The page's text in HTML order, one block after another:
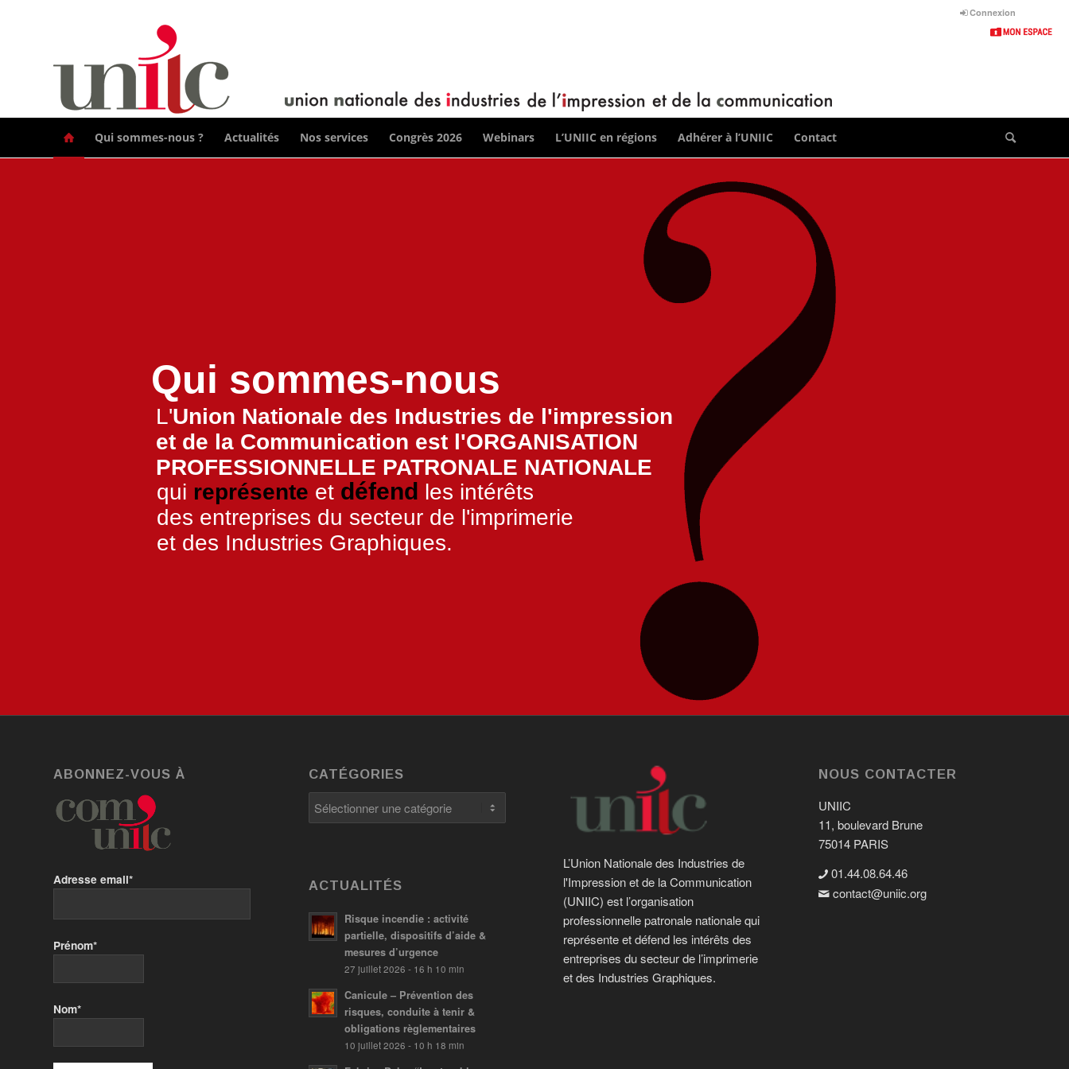
Connexion
 Qui sommes-nous ? Actualités Nos services Congrès 2026 Webinars L’UNIIC en régions Adhérer à l’UNIIC Contact
qui représente et défend les intérêts
des entreprises du secteur de l'imprimerie
et des Industries Graphiques.
L'Union Nationale des Industries de l'impression
et de la Communication est l'ORGANISATION
PROFESSIONNELLE PATRONALE NATIONALE
Qui sommes-nous
ABONNEZ-VOUS À
Adresse email*
Prénom*
Nom*
CATÉGORIES
Catégories
ACTUALITÉS
Risque incendie : activité
partielle, dispositifs d’aide &
mesures d’urgence
27 juillet 2026 - 16 h 10 min
Canicule – Prévention des
risques, conduite à tenir &
obligations règlementaires
10 juillet 2026 - 10 h 18 min
L’Union Nationale des Industries de
l'Impression et de la Communication
(UNIIC) est l’organisation
professionnelle patronale nationale qui
représente et défend les intérêts des
entreprises du secteur de l’imprimerie
et des Industries Graphiques.
NOUS CONTACTER
UNIIC
11, boulevard Brune
75014 PARIS
01.44.08.64.46
contact@uniic.org